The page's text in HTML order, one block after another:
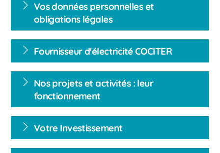
Vos données personnelles et
obligations légales
Fournisseur d'électricité COCITER
Nos projets et activités : leur
fonctionnement
Votre Investissement